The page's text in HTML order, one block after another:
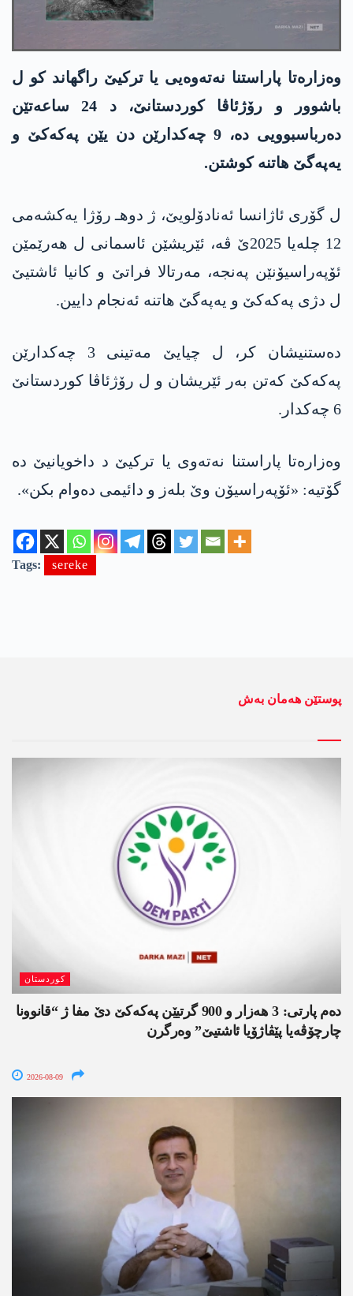
وەزارەتا پاراستنا نەتەوەیی یا تركیێ راگهاند کو ل
باشوور و رۆژئاڤا كوردستانێ، د 24 ساعه‌تێن
ده‌رباسبوویی ده‌، 9 چه‌كدارێن دن یێن په‌كه‌كێ و
یه‌په‌گێ هاتنه‌ كوشتن.
ل گۆری ئاژانسا ئه‌نادۆلویێ، ژ دوهـ رۆژا یه‌كشه‌می
12 چله‌یا 2025ێ ڤه‌، ئێریشێن ئاسمانی ل هه‌رێمێن
ئۆپه‌راسیۆنێن په‌نجه‌، مه‌رتالا فراتێ و كانیا ئاشتیێ
ل دژی په‌كه‌كێ و یه‌په‌گێ هاتنه‌ ئه‌نجام دایین.
ده‌ستنیشان كر، ل چیایێ مه‌تینی 3 چه‌كدارێن
په‌كه‌كێ كه‌تن به‌ر ئێریشان و ل رۆژئاڤا كوردستانێ
6 چه‌كدار.
وه‌زاره‌تا پاراستنا نه‌ته‌وی یا تركیێ د داخویانیێ ده‌
گۆتیه‌: «ئۆپەراسیۆن وێ بلەز و دائیمی دەوام بکن».
Tags: sereke
پوستێن ھەمان بەش
کوردستان
دەم پارتی: 3 ھەزار و 900 گرتیێن پەکەکێ دێ مفا ژ “قانوونا
چارچۆڤەیا پێڤاژۆیا ئاشتیێ” وەرگرن
2026-08-09